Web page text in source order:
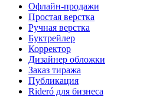
Офлайн-продажи
Простая верстка
Ручная верстка
Буктрейлер
Корректор
Дизайнер обложки
Заказ тиража
Публикация
Rideró для бизнеса